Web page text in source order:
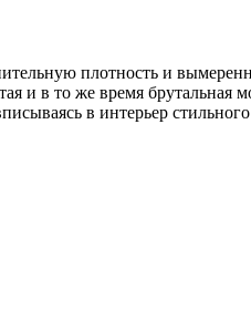
плотность и
и в то же время брутальная
в интерьер